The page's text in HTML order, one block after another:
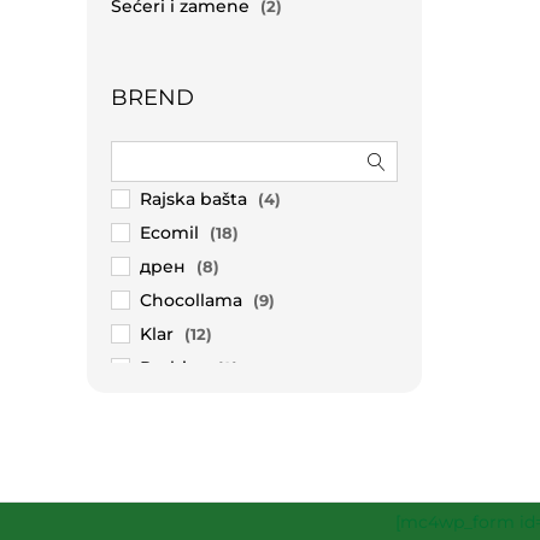
Šećeri i zamene (2)
BREND
Rajska bašta (4)
Ecomil (18)
дрен (8)
Chocollama (9)
Klar (12)
Probios (2)
Natur Green (2)
[mc4wp_form